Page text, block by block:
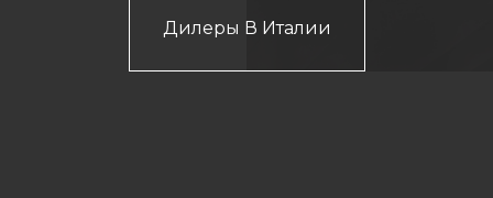
Дилеры В Италии